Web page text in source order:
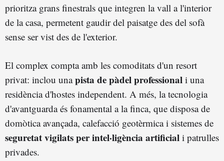
prioritza grans finestrals que integren la vall a l'interior
de la casa, permetent gaudir del paisatge des del sofà
sense ser vist des de l'exterior.
El complex compta amb les comoditats d'un resort
privat: inclou unapista de pàdel professional i una
residència d'hostes independent. A més, la tecnologia
d'avantguarda és fonamental a la finca, que disposa de
domòtica avançada, calefacció geotèrmica i sistemes de
seguretat vigilats per intel·ligència artificial i patrulles
privades.